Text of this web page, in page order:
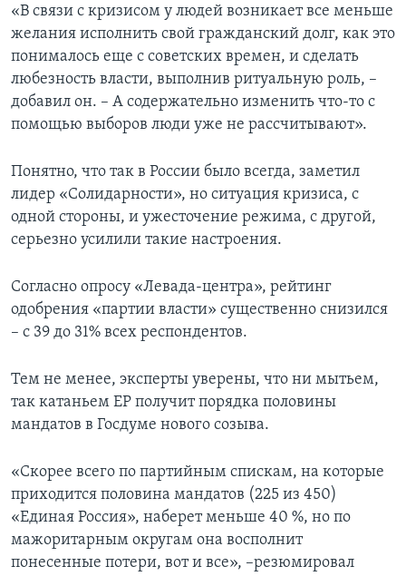
«В связи с кризисом у людей возникает все меньше
желания исполнить свой гражданский долг, как это
понималось еще с советских времен, и сделать
любезность власти, выполнив ритуальную роль, –
добавил он. – А содержательно изменить что-то с
помощью выборов люди уже не рассчитывают».
Понятно, что так в России было всегда, заметил
лидер «Солидарности», но ситуация кризиса, с
одной стороны, и ужесточение режима, с другой,
серьезно усилили такие настроения.
Согласно опросу «Левада-центра», рейтинг
одобрения «партии власти» существенно снизился
– с 39 до 31% всех респондентов.
Тем не менее, эксперты уверены, что ни мытьем,
так катаньем ЕР получит порядка половины
мандатов в Госдуме нового созыва.
«Скорее всего по партийным спискам, на которые
приходится половина мандатов (225 из 450)
«Единая Россия», наберет меньше 40 %, но по
мажоритарным округам она восполнит
понесенные потери, вот и все», –резюмировал